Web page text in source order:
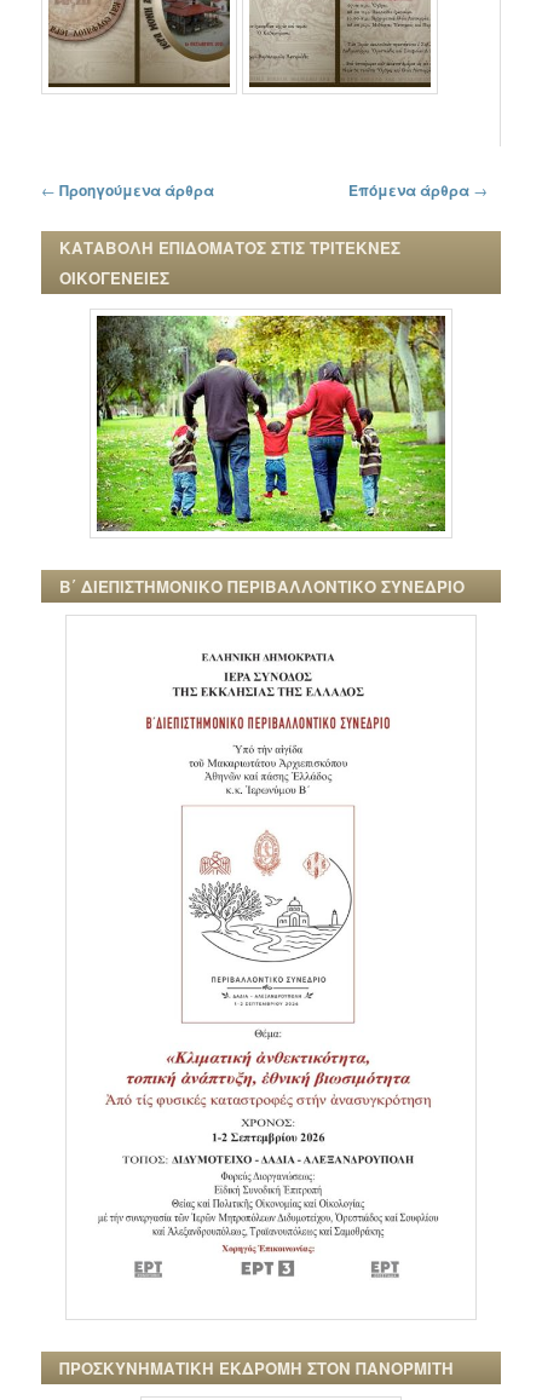
Πλοήγηση στα άρθρα
← Προηγούμενα άρθρα Επόμενα άρθρα →
ΚΑΤΑΒΟΛΗ ΕΠΙΔΟΜΑΤΟΣ ΣΤΙΣ ΤΡΙΤΕΚΝΕΣ
ΟΙΚΟΓΕΝΕΙΕΣ
Β΄ ΔΙΕΠΙΣΤΗΜΟΝΙΚΟ ΠΕΡΙΒΑΛΛΟΝΤΙΚΟ ΣΥΝΕΔΡΙΟ
ΠΡΟΣΚΥΝΗΜΑΤΙΚΗ ΕΚΔΡΟΜΗ ΣΤΟΝ ΠΑΝΟΡΜΙΤΗ